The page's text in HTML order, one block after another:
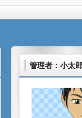
管理者：小太